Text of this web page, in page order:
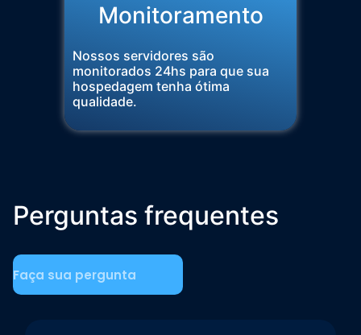
Monitoramento​
Nossos servidores são
monitorados 24hs para que sua
hospedagem tenha ótima
qualidade.
Perguntas frequentes